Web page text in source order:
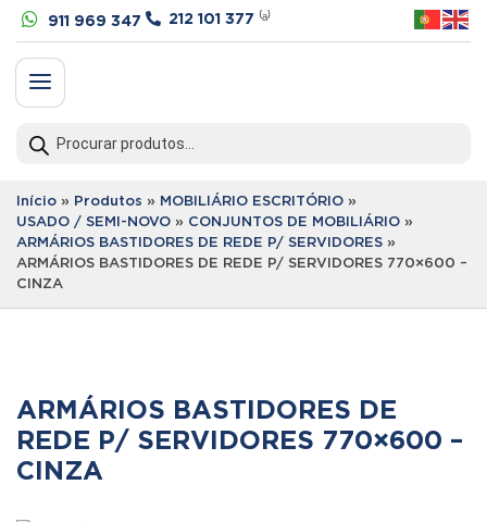
 911 969 347  212 101 377 ⁽ᵃ⁾
a
search
Início » Produtos » MOBILIÁRIO ESCRITÓRIO »
USADO / SEMI-NOVO » CONJUNTOS DE MOBILIÁRIO »
ARMÁRIOS BASTIDORES DE REDE P/ SERVIDORES »
ARMÁRIOS BASTIDORES DE REDE P/ SERVIDORES 770×600 –
CINZA
ARMÁRIOS BASTIDORES DE
REDE P/ SERVIDORES 770×600 –
CINZA